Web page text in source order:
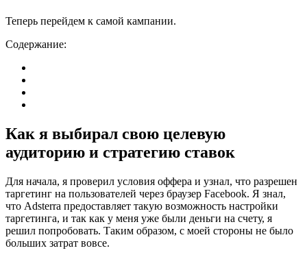
Теперь перейдем к самой кампании.
Содержание:
Как я выбирал свою целевую
аудиторию и стратегию ставок
Для начала, я проверил условия оффера и узнал, что разрешен
таргетинг на пользователей через браузер Facebook. Я знал,
что Adsterra предоставляет такую возможность настройки
таргетинга, и так как у меня уже были деньги на счету, я
решил попробовать. Таким образом, с моей стороны не было
больших затрат вовсе.